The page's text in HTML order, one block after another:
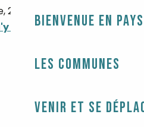
Bienvenue en
Les communes
Venir et se
29120 Pont-l'Abbé
rendre